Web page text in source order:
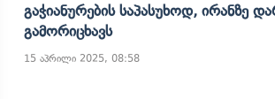
Გაჭიანურების Საპასუხოდ, Ირანზე
Გამორიცხავს
15 აპრილი 2025, 08:58